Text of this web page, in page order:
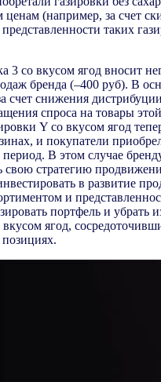
ценам (например, за счет
таких
3 со вкусом ягод вносит
бренда (–400 руб). В
счет снижения
спроса на товары
Y со вкусом ягод
и покупатели
В этом случае
свою стратегию
в развитие
и
портфель и убрать
вкусом ягод,